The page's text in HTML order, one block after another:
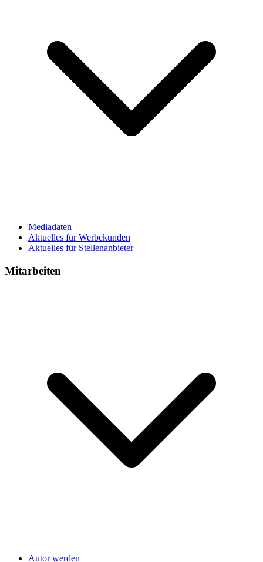
Mediadaten
Aktuelles für Werbekunden
Aktuelles für Stellenanbieter
Mitarbeiten
Autor werden